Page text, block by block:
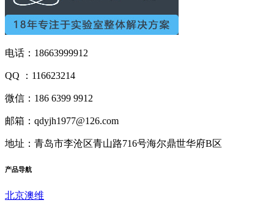
电话：18663999912
QQ ：116623214
微信：186 6399 9912
邮箱：qdyjh1977@126.com
地址：青岛市李沧区青山路716号海尔鼎世华府B区
产品导航
北京澳维